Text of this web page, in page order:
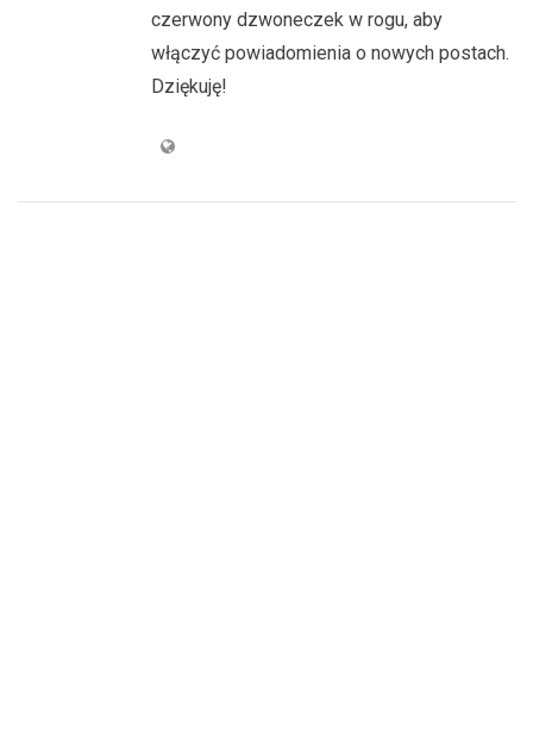
czerwony dzwoneczek w rogu, aby
włączyć powiadomienia o nowych postach.
Dziękuję!